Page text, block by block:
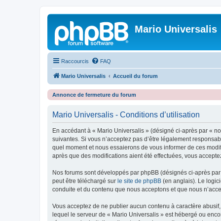
Mario Universalis
Raccourcis FAQ
Mario Universalis Accueil du forum
Annonce de fermeture du forum
Mario Universalis - Conditions d’utilisation
En accédant à « Mario Universalis » (désigné ci-après par «
suivantes. Si vous n’acceptez pas d’être légalement
quel moment et nous essaierons de vous informer de ces
après que des modifications aient été effectuées, vous
Nos forums sont développés par phpBB (désignés ci-après
peut être téléchargé sur le site de phpBB (en anglais). Le
conduite et du contenu que nous acceptons et que nous
Vous acceptez de ne publier aucun contenu à caractère
lequel le serveur de « Mario Universalis » est hébergé ou